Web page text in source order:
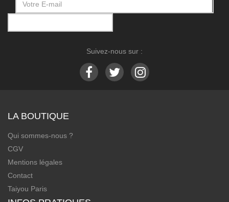
Suivez-nous sur :
LA BOUTIQUE
Qui sommes-nous ?
CGV
Mentions légales
Contact
Taiyou Paris